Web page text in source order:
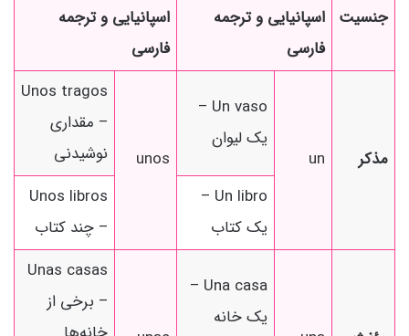
جنسیت اسپانیایی و ترجمه
فارسی
اسپانیایی و ترجمه
فارسی
مذکر un
Un vaso –
یک لیوان
unos
Unos tragos
– مقداری
نوشیدنی
Un libro –
یک کتاب
Unos libros
– چند کتاب
Una casa –
یک خانه
Unas casas
– برخی از